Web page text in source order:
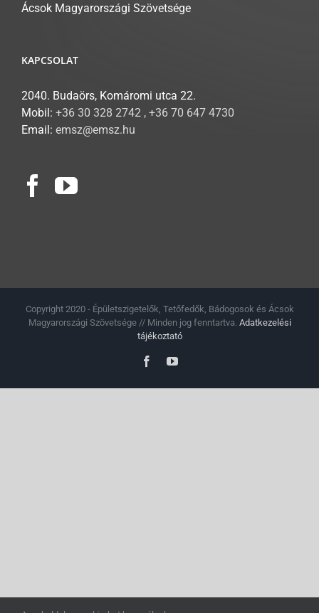
Ácsok Magyarországi Szövetsége
KAPCSOLAT
2040. Budaörs, Komáromi utca 22.
Mobil: +36 30 328 2742 , +36 70 647 4730
Email: emsz@emsz.hu
Copyright 2020 - Épületszigetelők, Tetőfedők, Bádogosok és Ácsok
Magyarországi Szövetsége // Minden jog fenntartva. Adatkezelési
tájékoztató
FacebookYouTube